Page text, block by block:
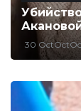
30